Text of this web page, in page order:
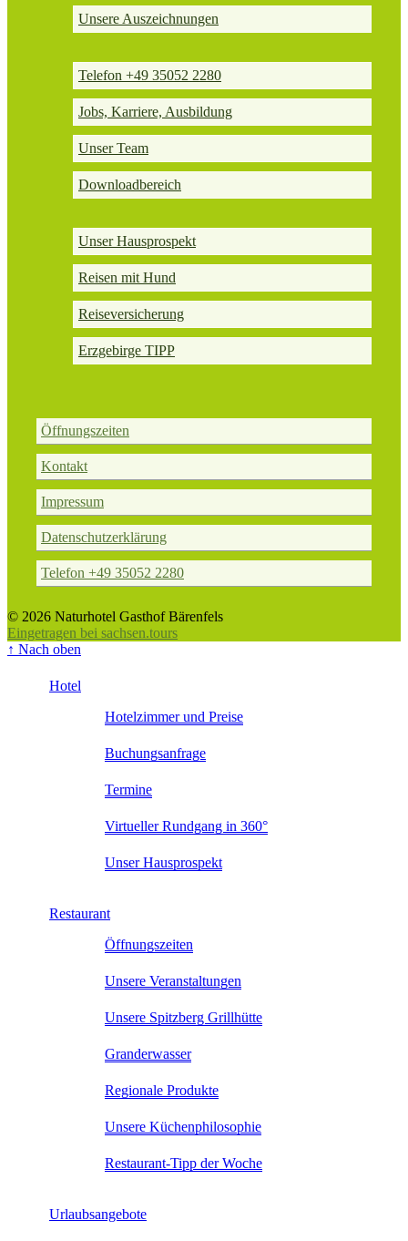
Unsere Auszeichnungen
Telefon +49 35052 2280
Jobs, Karriere, Ausbildung
Unser Team
Downloadbereich
Unser Hausprospekt
Reisen mit Hund
Reiseversicherung
Erzgebirge TIPP
Öffnungszeiten
Kontakt
Impressum
Datenschutzerklärung
Telefon +49 35052 2280
© 2026 Naturhotel Gasthof Bärenfels
Eingetragen bei sachsen.tours
↑ Nach oben
Hotel
Hotelzimmer und Preise
Buchungsanfrage
Termine
Virtueller Rundgang in 360°
Unser Hausprospekt
Restaurant
Öffnungszeiten
Unsere Veranstaltungen
Unsere Spitzberg Grillhütte
Granderwasser
Regionale Produkte
Unsere Küchenphilosophie
Restaurant-Tipp der Woche
Urlaubsangebote